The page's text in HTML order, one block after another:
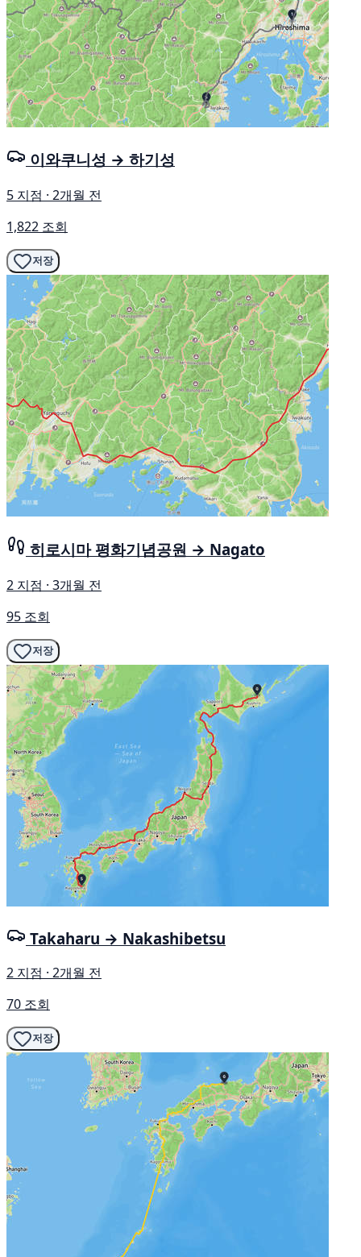
이와쿠니성 → 하기성
5 지점 · 2개월 전
1,822 조회
저장
히로시마 평화기념공원 → Nagato
2 지점 · 3개월 전
95 조회
저장
Takaharu → Nakashibetsu
2 지점 · 2개월 전
70 조회
저장